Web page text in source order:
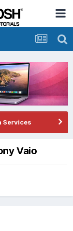
Services
Vaio